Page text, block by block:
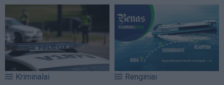
Kriminalai Renginiai